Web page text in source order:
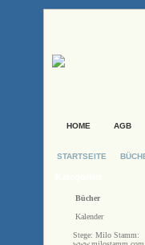
HOME AGB
STARTSEITE
Bücher
Kalender
Stege: Milo Stamm: